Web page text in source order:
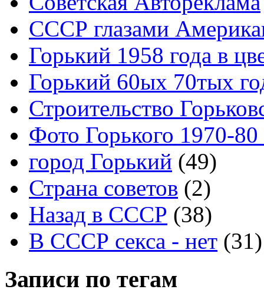
СССР глазами
Горький 1958 года в
Горький 60ых 70тых
Строительство
Фото Горького 1970-80
город Горький (49)
Страна советов (2)
Назад в СССР (38)
В СССР секса - нет (31)
Записи по тегам